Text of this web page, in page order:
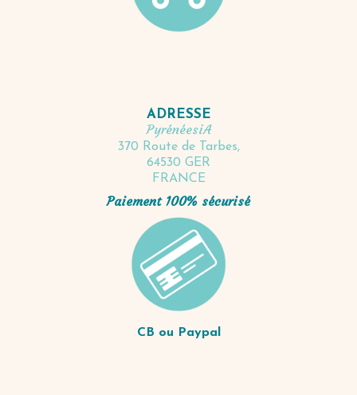
ADRESSE
PyrénéesiA
370 Route de Tarbes,
64530 GER
FRANCE
Paiement 100% sécurisé
CB ou Paypal